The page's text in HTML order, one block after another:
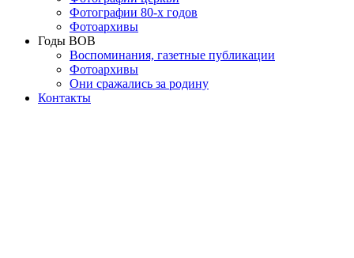
Фотографии 80-х годов
Фотоархивы
Годы ВОВ
Воспоминания, газетные публикации
Фотоархивы
Они сражались за родину
Контакты